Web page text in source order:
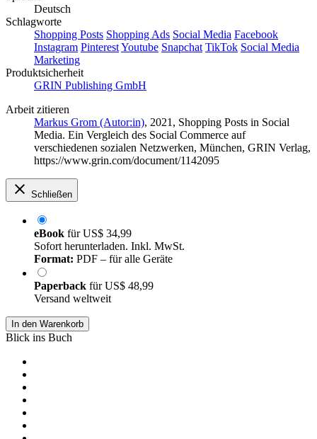
Deutsch
Schlagworte
Shopping Posts Shopping Ads Social Media Facebook
Instagram PinterestYoutube Snapchat TikTok Social Media
Marketing
Produktsicherheit
GRIN Publishing GmbH
Arbeit zitieren
Markus Grom (Autor:in), 2021, Shopping Posts in Social
Media. Ein Vergleich des Social Commerce auf
verschiedenen sozialen Netzwerken, München, GRIN Verlag,
https://www.grin.com/document/1142095
Schließen
eBook fürUS$ 34,99
Sofort herunterladen. Inkl. MwSt.
Format: PDF – für alle Geräte
Paperback fürUS$ 48,99
Versand weltweit
In den Warenkorb
Blick ins Buch